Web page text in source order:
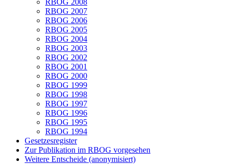
RBOG 2008
RBOG 2007
RBOG 2006
RBOG 2005
RBOG 2004
RBOG 2003
RBOG 2002
RBOG 2001
RBOG 2000
RBOG 1999
RBOG 1998
RBOG 1997
RBOG 1996
RBOG 1995
RBOG 1994
Gesetzesregister
Zur Publikation im RBOG vorgesehen
Weitere Entscheide (anonymisiert)